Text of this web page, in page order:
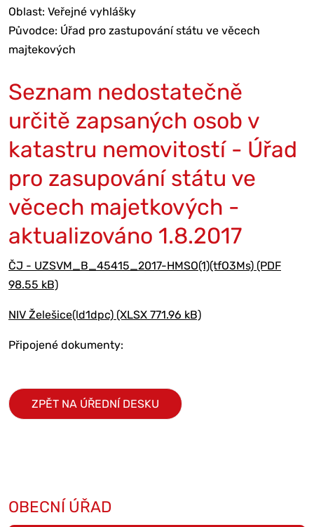
Oblast: Veřejné vyhlášky
Původce: Úřad pro zastupování státu ve věcech
majtekových
Seznam nedostatečně
určitě zapsaných osob v
katastru nemovitostí - Úřad
pro zasupování státu ve
věcech majetkových -
aktualizováno 1.8.2017
ČJ - UZSVM_B_45415_2017-HMSO(1)(tfO3Ms) (PDF
98.55 kB)
NIV Želešice(ld1dpc) (XLSX 771.96 kB)
Připojené dokumenty:
ZPĚT NA ÚŘEDNÍ DESKU
OBECNÍ ÚŘAD